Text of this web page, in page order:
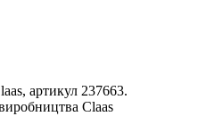
артикул 237663.
Claas